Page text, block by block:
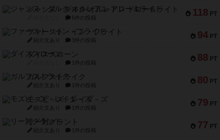
118 PT
ジャンヌ・ダルク-オルレアン ドロー＆ライト
5件の投稿
94 PT
ファースト・イン・フライト
紹介文あり 3件の投稿
88 PT
ダイススローン
1件の投稿
80 PT
ガルフストライク
紹介文あり 1件の投稿
79 PT
モズビ－ズ・レイダ－ズ
紹介文あり 1件の投稿
77 PT
リー対グラント
紹介文あり 1件の投稿